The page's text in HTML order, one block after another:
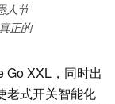
人节
正的
Go XXL，同时出
老式开关智能化